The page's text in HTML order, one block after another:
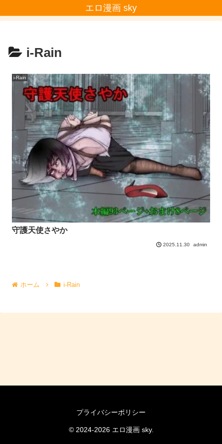
エロ漫画 sky
i-Rain
i-Rain
守護天使さやか
2025.11.30 admin
ホーム i-Rain
プライバシーポリシー
© 2024-2026 エロ漫画 sky.